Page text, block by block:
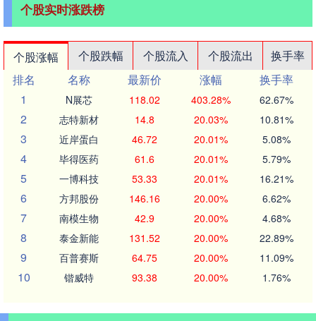
个股实时涨跌榜
个股涨幅 个股跌幅 个股流入 个股流出
换手率
排名
名称 最新价 涨幅
换手率
1
N展芯 118.02 403.28% 62.67%
2 志特新材 14.8 20.03% 10.81%
3 近岸蛋白 46.72 20.01% 5.08%
4 毕得医药 61.6 20.01% 5.79%
5 一博科技 53.33 20.01% 16.21%
6 方邦股份 146.16 20.00% 6.62%
7 南模生物 42.9 20.00% 4.68%
8 泰金新能 131.52 20.00% 22.89%
9 百普赛斯 64.75 20.00% 11.09%
10 锴威特 93.38 20.00% 1.76%